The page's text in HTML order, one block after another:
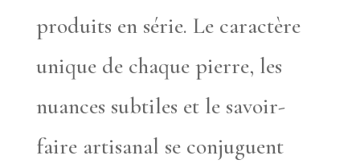
produits en série. Le caractère
unique de chaque pierre, les
nuances subtiles et le savoir-
faire artisanal se conjuguent